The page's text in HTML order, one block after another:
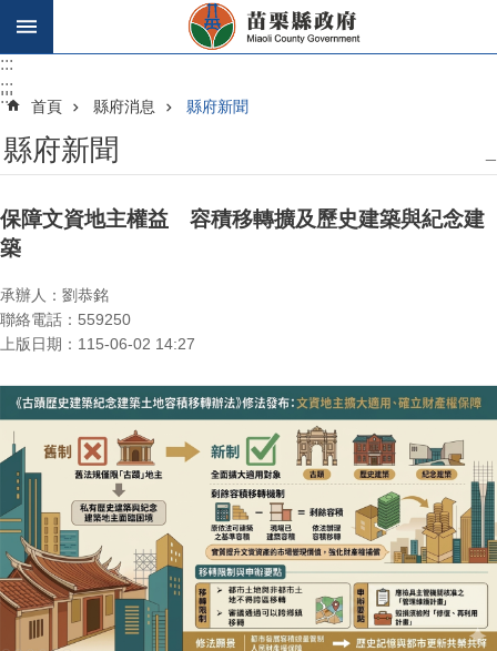
跳到主要內容區塊
:::
:::
::: 首頁 縣府消息 縣府新聞
縣府新聞
保障文資地主權益 容積移轉擴及歷史建築與紀念建
築
承辦人：劉恭銘
聯絡電話：559250
上版日期：115-06-02 14:27